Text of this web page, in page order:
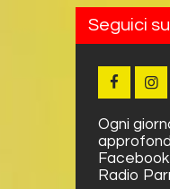
Seguici
Ogni
Radio